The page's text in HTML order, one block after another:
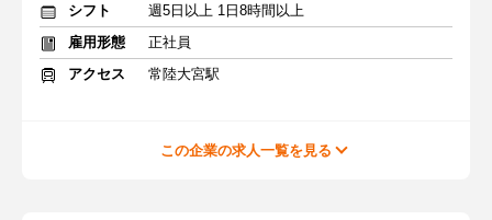
シフト
週5日以上 1日8時間以上
雇用形態
正社員
アクセス
常陸大宮駅
この企業の求人一覧を見る